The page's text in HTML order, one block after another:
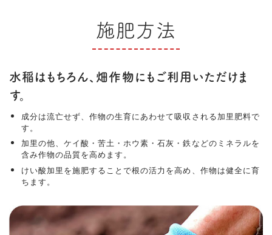
施肥方法
水稲はもちろん、畑作物にもご利用いただけま
す。
成分は流亡せず、作物の生育にあわせて吸収される加里肥料で
す。
加里の他、ケイ酸・苦土・ホウ素・石灰・鉄などのミネラルを
含み作物の品質を高めます。
けい酸加里を施肥することで根の活力を高め、作物は健全に育
ちます。